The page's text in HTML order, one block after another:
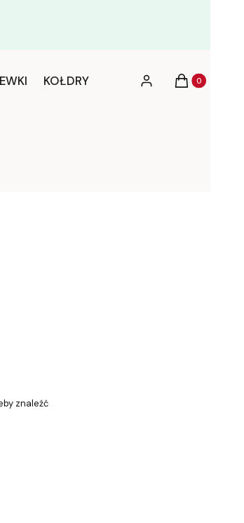
KOŁDRY Zaloguj sięProdukty w
Koszyk
znaleźć